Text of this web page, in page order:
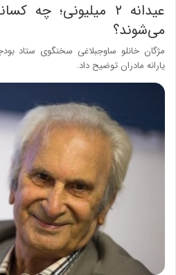
عیدانه ۲ میلیونی؛
می‌شوند؟
مژگان خانلو ساوجبلاغی سخنگوی ستاد
یارانه مادران توضیح داد.